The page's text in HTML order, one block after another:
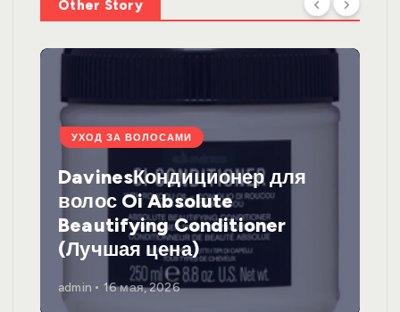
Other Story
УХОД ЗА ВОЛОСАМИ
DavinesКондиционер для
волос Oi Absolute
Beautifying Conditioner
(Лучшая цена)
admin 16 мая, 2026